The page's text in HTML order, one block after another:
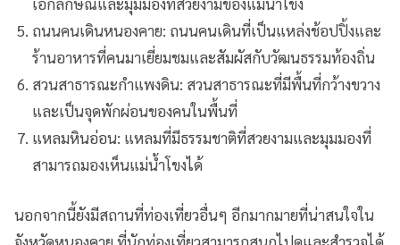
เอกลักษณ์และมุมมองที่สวยงามของแม่น้ำโขง
ถนนคนเดินหนองคาย: ถนนคนเดินที่เป็นแหล่งช้อปปิ้งและ
ร้านอาหารที่คนมาเยี่ยมชมและสัมผัสกับวัฒนธรรมท้องถิ่น
สวนสาธารณะกำแพงดิน: สวนสาธารณะที่มีพื้นที่กว้างขวาง
และเป็นจุดพักผ่อนของคนในพื้นที่
แหลมหินอ่อน: แหลมที่มีธรรมชาติที่สวยงามและมุมมองที่
สามารถมองเห็นแม่น้ำโขงได้
นอกจากนี้ยังมีสถานที่ท่องเที่ยวอื่นๆ อีกมากมายที่น่าสนใจใน